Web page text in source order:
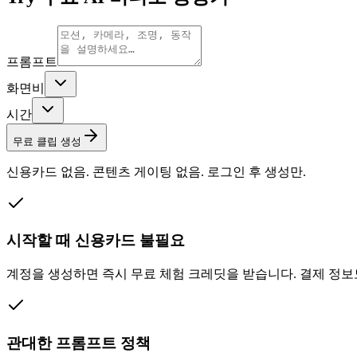
프롬프트
화면비
시간
무료 클립 생성
신용카드 없음. 콘텐츠 게이팅 없음. 로그인 후 생성만.
시작할 때 신용카드 불필요
계정을 생성하면 즉시 무료 체험 크레딧을 받습니다. 결제 정
관대한 프롬프트 정책